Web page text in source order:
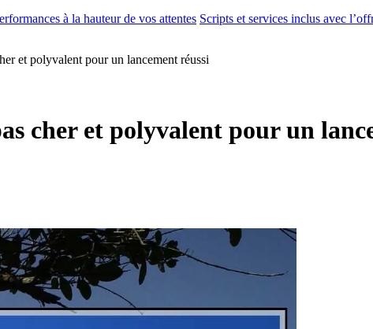
à la hauteur de vos attentes Scripts et services inclus avec
et polyvalent pour un lancement réussi
cher et polyvalent pour un